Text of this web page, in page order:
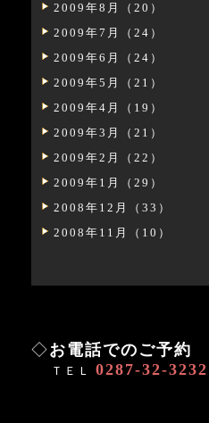
2009年8月（20）
2009年7月（24）
2009年6月（24）
2009年5月（21）
2009年4月（19）
2009年3月（21）
2009年2月（22）
2009年1月（29）
2008年12月（33）
2008年11月（10）
◇お電話でのご予約
ＴＥＬ 0287-32-3232